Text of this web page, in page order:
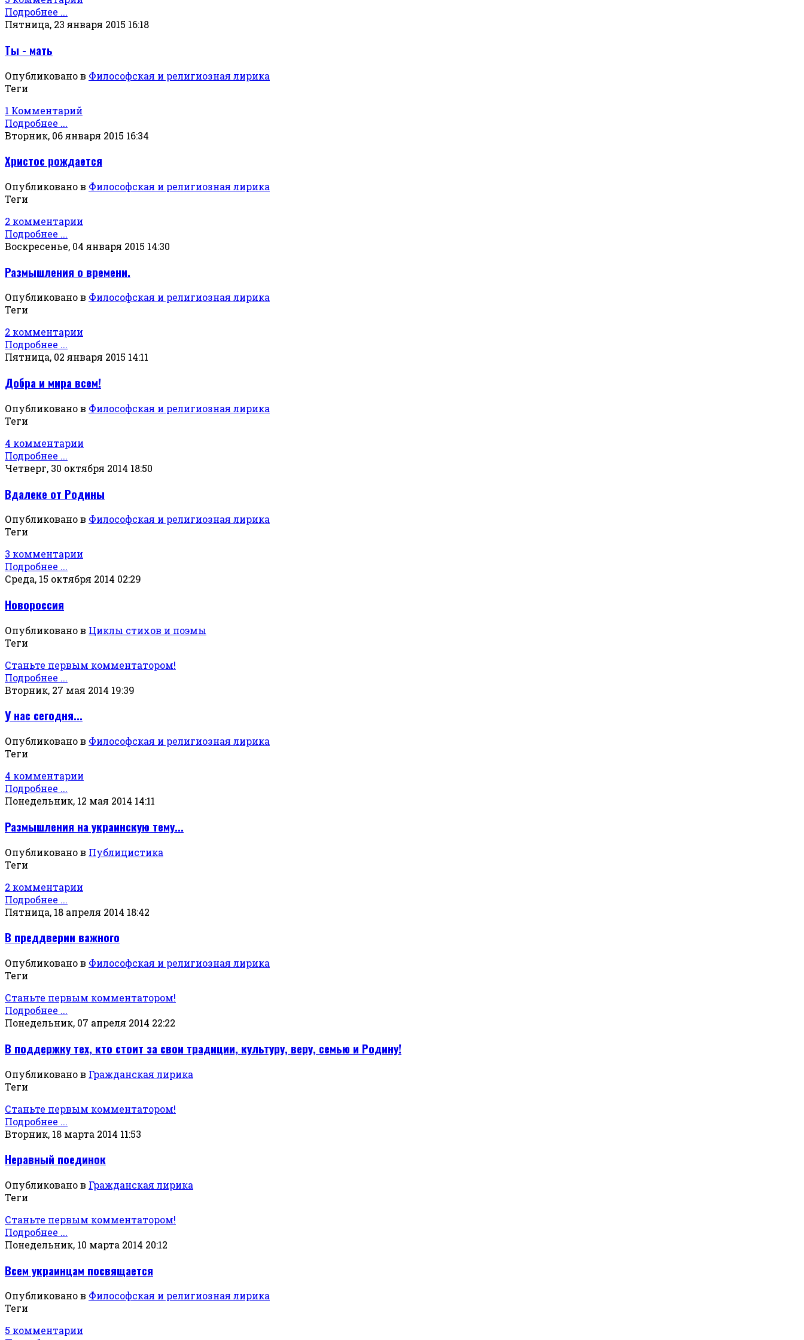
Подробнее ...
Пятница, 23 января 2015 16:18
Ты - мать
Опубликовано в Философская и религиозная лирика
Теги
1 Комментарий
Подробнее ...
Вторник, 06 января 2015 16:34
Христос рождается
Опубликовано в Философская и религиозная лирика
Теги
2 комментарии
Подробнее ...
Воскресенье, 04 января 2015 14:30
Размышления о времени.
Опубликовано в Философская и религиозная лирика
Теги
2 комментарии
Подробнее ...
Пятница, 02 января 2015 14:11
Добра и мира всем!
Опубликовано в Философская и религиозная лирика
Теги
4 комментарии
Подробнее ...
Четверг, 30 октября 2014 18:50
Вдалеке от Родины
Опубликовано в Философская и религиозная лирика
Теги
3 комментарии
Подробнее ...
Среда, 15 октября 2014 02:29
Новороссия
Опубликовано в Циклы стихов и поэмы
Теги
Станьте первым комментатором!
Подробнее ...
Вторник, 27 мая 2014 19:39
У нас сегодня...
Опубликовано в Философская и религиозная лирика
Теги
4 комментарии
Подробнее ...
Понедельник, 12 мая 2014 14:11
Размышления на украинскую тему...
Опубликовано в Публицистика
Теги
2 комментарии
Подробнее ...
Пятница, 18 апреля 2014 18:42
В преддверии важного
Опубликовано в Философская и религиозная лирика
Теги
Станьте первым комментатором!
Подробнее ...
Понедельник, 07 апреля 2014 22:22
В поддержку тех, кто стоит за свои традиции, культуру, веру, семью и Родину!
Опубликовано в Гражданская лирика
Теги
Станьте первым комментатором!
Подробнее ...
Вторник, 18 марта 2014 11:53
Неравный поединок
Опубликовано в Гражданская лирика
Теги
Станьте первым комментатором!
Подробнее ...
Понедельник, 10 марта 2014 20:12
Всем украинцам посвящается
Опубликовано в Философская и религиозная лирика
Теги
5 комментарии